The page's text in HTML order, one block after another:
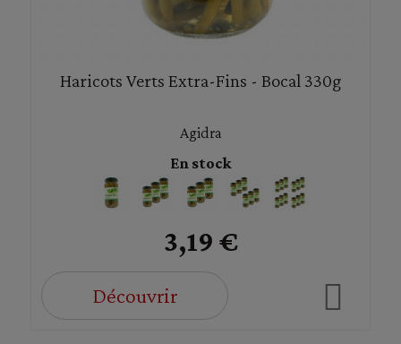
Haricots Verts Extra-Fins - Bocal 330g
Agidra
En stock
3,19 €
Découvrir